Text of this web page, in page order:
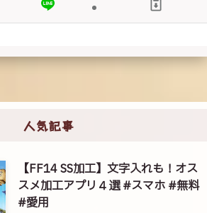
人気記事
【FF14 SS加工】文字入れも！オス
スメ加工アプリ４選 #スマホ #無料
#愛用